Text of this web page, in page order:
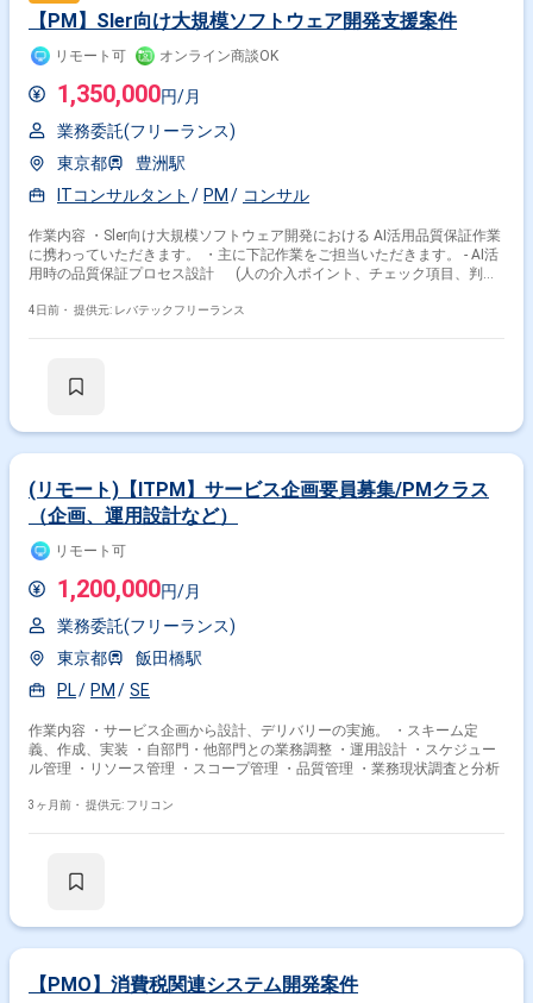
【PM】Sler向け大規模ソフトウェア開発支援案件
リモート可 オンライン商談OK
1,350,000円/月
業務委託(フリーランス)
東京都
豊洲駅
ITコンサルタント
PM コンサル
作業内容 ・Sler向け大規模ソフトウェア開発における AI活用品質保証作業
に携わっていただきます。 ・主に下記作業をご担当いただきます。 - AI活
用時の品質保証プロセス設計 (人の介入ポイント、チェック項目、判断
ロセス検討部門の役割境界の整理検討 - 全社統一見解の方針策定、標準展
4日前・ 提供元: レバテックフリーランス
(リモート)【ITPM】サービス企画要員募集/PMクラス
（企画、運用設計など）
リモート可
1,200,000円/月
業務委託(フリーランス)
東京都
飯田橋駅
PL
PM SE
作業内容 ・サービス企画から設計、デリバリーの実施。 ・スキーム定
義、作成、実装 ・自部門・他部門との業務調整 ・運用設計 ・スケジュー
ル管理 ・リソース管理 ・スコープ管理 ・品質管理 ・業務現状調査と分析
3ヶ月前・ 提供元: フリコン
【PMO】消費税関連システム開発案件